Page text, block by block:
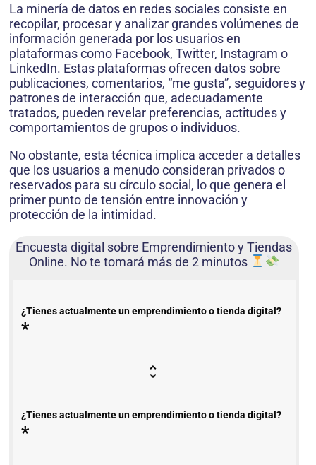
La minería de datos en redes sociales consiste en
recopilar, procesar y analizar grandes volúmenes de
información generada por los usuarios en
plataformas como Facebook, Twitter, Instagram o
LinkedIn. Estas plataformas ofrecen datos sobre
publicaciones, comentarios, “me gusta”, seguidores y
patrones de interacción que, adecuadamente
tratados, pueden revelar preferencias, actitudes y
comportamientos de grupos o individuos.
No obstante, esta técnica implica acceder a detalles
que los usuarios a menudo consideran privados o
reservados para su círculo social, lo que genera el
primer punto de tensión entre innovación y
protección de la intimidad.
Encuesta digital sobre Emprendimiento y Tiendas
Online. No te tomará más de 2 minutos
¿Tienes actualmente un emprendimiento o tienda digital?
*
¿Tienes actualmente un emprendimiento o tienda digital?
*